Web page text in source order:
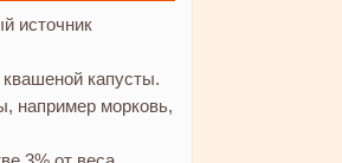
источник
капусты.
например морковь,